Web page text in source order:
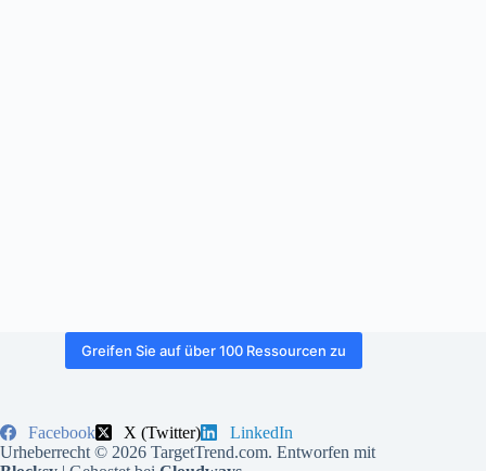
Greifen Sie auf über 100 Ressourcen zu
Facebook X (Twitter)
LinkedIn
Urheberrecht © 2026 TargetTrend.com. Entworfen mit